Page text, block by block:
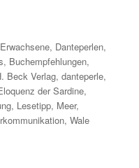
, Danteperlen,
, Buchempfehlungen,
Beck Verlag,danteperle,
der Sardine,
, Lesetipp, Meer,
,Wale